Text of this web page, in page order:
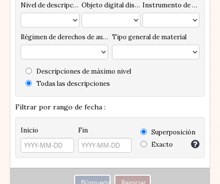
Nivel de descripción Objeto digital disponibles Instrumento de descripción
Régimen de derechos de autor Tipo general de material
Descripciones de máximo nivel
Todas las descripciones
Filtrar por rango de fecha :
Inicio Fin
Superposición
Exacto